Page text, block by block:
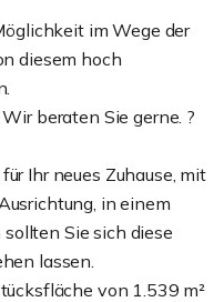
im Wege der
diesem hoch
beraten Sie gerne. ?
Ihr neues Zuhause, mit
in einem
Sie sich diese
lassen.
von 1.539 m²